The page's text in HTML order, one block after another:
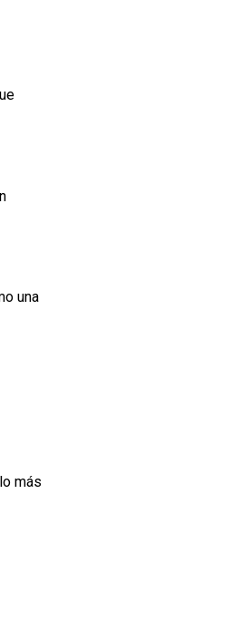
una
más